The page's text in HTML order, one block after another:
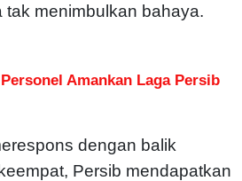
tak menimbulkan bahaya.
Amankan Laga Persib
dengan balik
Persib mendapatkan